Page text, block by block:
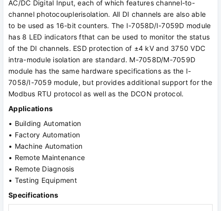
AC/DC Digital Input, each of which features channel-to-
channel photocouplerisolation. All DI channels are also able
to be used as 16-bit counters. The I-7058D/I-7059D module
has 8 LED indicators fthat can be used to monitor the status
of the DI channels. ESD protection of ±4 kV and 3750 VDC
intra-module isolation are standard. M-7058D/M-7059D
module has the same hardware specifications as the I-
7058/I-7059 module, but provides additional support for the
Modbus RTU protocol as well as the DCON protocol.
Applications
• Building Automation
• Factory Automation
• Machine Automation
• Remote Maintenance
• Remote Diagnosis
• Testing Equipment
Specifications